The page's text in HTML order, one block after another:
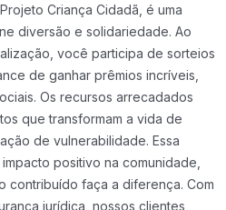
Criança Cidadã, é uma
diversão e solidariedade. Ao
você participa de sorteios
de ganhar prêmios incríveis,
Os recursos arrecadados
que transformam a vida de
de vulnerabilidade. Essa
positivo na comunidade,
contribuído faça a diferença. Com
jurídica, nossos clientes